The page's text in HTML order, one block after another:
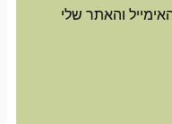
והאתר שלי